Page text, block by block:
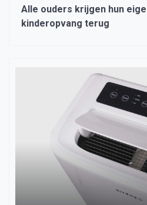
Alle ouders krijgen hun
kinderopvang terug